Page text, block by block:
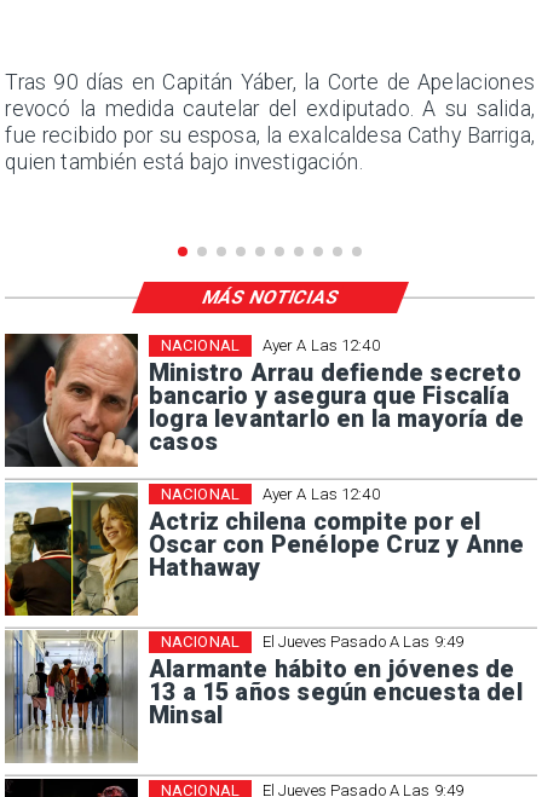
Tras 90 días en Capitán Yáber, la Corte de Apelaciones
revocó la medida cautelar del exdiputado. A su salida,
fue recibido por su esposa, la exalcaldesa Cathy Barriga,
quien también está bajo investigación.
Ayer A Las 12:40
Ministro Arrau defiende secreto
bancario y asegura que Fiscalía
logra levantarlo en la mayoría de
casos
NACIONAL
Ayer A Las 12:40
Actriz chilena compite por el
Oscar con Penélope Cruz y Anne
Hathaway
NACIONAL
El Jueves Pasado A Las 9:49
Alarmante hábito en jóvenes de
13 a 15 años según encuesta del
Minsal
NACIONAL
El Jueves Pasado A Las 9:49
NACIONAL
MÁS NOTICIAS